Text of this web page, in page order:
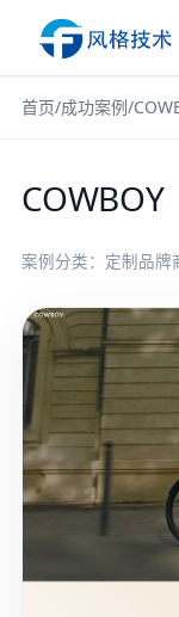
首页/成功案例/
COWBOY
案例分类：定制品牌